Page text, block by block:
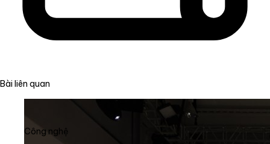
Bài liên quan
Công nghệ